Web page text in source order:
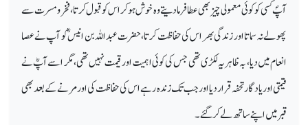
آپؐ کسی کو کوئی معمولی چیز بھی عطا فرمادیتے وہ خوش ہوکر اس کو قبول کرتا، فخر ومسرت سے
پھولے نہ سماتا اور زندگی بھر اس کی حفاظت کرتا، حضرت عبداللہ بن انیسؓ کو آپ نےعصا
انعام میں دیا، بہ ظاہر یہ لکڑی تھی جس کی کوئی اہمیت اور قیمت نہیں تھی، مگر اسے آپؓ نے
قیمتی اور یادگار تحفہ قرار دیا اور جب تک زندہ رہے اس کی حفاظت کی اور مرنے کے بعد بھی
قبر میں اپنے ساتھ لے کرگئے۔